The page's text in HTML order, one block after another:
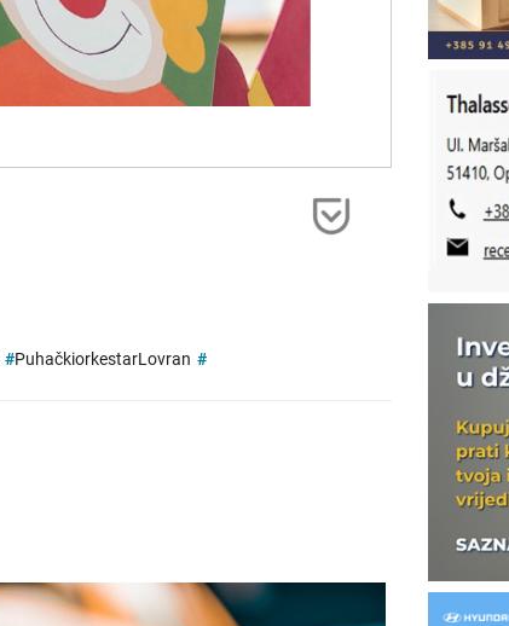
#PuhačkiorkestarLovran #